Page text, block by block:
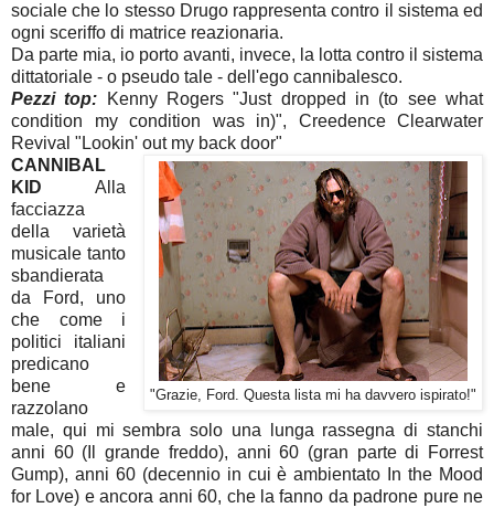
sociale che lo stesso Drugo rappresenta contro il sistema ed
ogni sceriffo di matrice reazionaria.
Da parte mia, io porto avanti, invece, la lotta contro il sistema
dittatoriale - o pseudo tale - dell'ego cannibalesco.
Pezzi top: Kenny Rogers "Just dropped in (to see what
condition my condition was in)", Creedence Clearwater
Revival "Lookin' out my back door"
"Grazie, Ford. Questa lista mi ha davvero ispirato!"
CANNIBAL
KID Alla
facciazza
della varietà
musicale tanto
sbandierata
da Ford, uno
che come i
politici italiani
predicano
bene e
razzolano
male, qui mi sembra solo una lunga rassegna di stanchi
anni 60 (Il grande freddo), anni 60 (gran parte di Forrest
Gump), anni 60 (decennio in cui è ambientato In the Mood
for Love) e ancora anni 60, che la fanno da padrone pure ne